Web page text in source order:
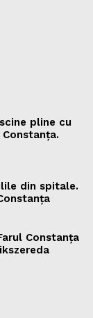
pline cu
din spitale.
Constanța